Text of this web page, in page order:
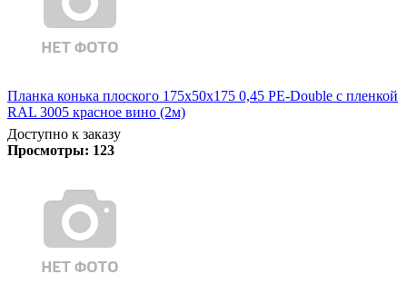
Планка конька плоского 175х50х175 0,45 PE-Double с пленкой
RAL 3005 красное вино (2м)
Доступно к заказу
Просмотры: 123